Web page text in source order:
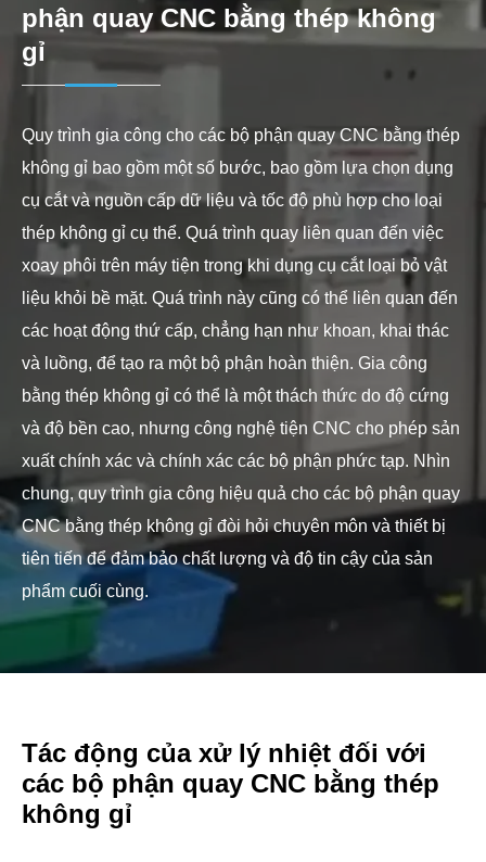
phận quay CNC bằng thép không
gỉ
Quy trình gia công cho các bộ phận quay CNC bằng thép
không gỉ bao gồm một số bước, bao gồm lựa chọn dụng
cụ cắt và nguồn cấp dữ liệu và tốc độ phù hợp cho loại
thép không gỉ cụ thể. Quá trình quay liên quan đến việc
xoay phôi trên máy tiện trong khi dụng cụ cắt loại bỏ vật
liệu khỏi bề mặt. Quá trình này cũng có thể liên quan đến
các hoạt động thứ cấp, chẳng hạn như khoan, khai thác
và luồng, để tạo ra một bộ phận hoàn thiện. Gia công
bằng thép không gỉ có thể là một thách thức do độ cứng
và độ bền cao, nhưng công nghệ tiện CNC cho phép sản
xuất chính xác và chính xác các bộ phận phức tạp. Nhìn
chung, quy trình gia công hiệu quả cho các bộ phận quay
CNC bằng thép không gỉ đòi hỏi chuyên môn và thiết bị
tiên tiến để đảm bảo chất lượng và độ tin cậy của sản
phẩm cuối cùng.
Tác động của xử lý nhiệt đối với
các bộ phận quay CNC bằng thép
không gỉ